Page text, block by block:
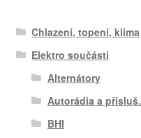
Chlazení, topení, klima
Elektro součásti
Alternátory
Autorádia a přísluš.
BHI